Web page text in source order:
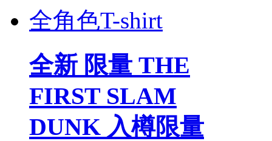
全新 限量 THE
FIRST SLAM
DUNK 入樽限量